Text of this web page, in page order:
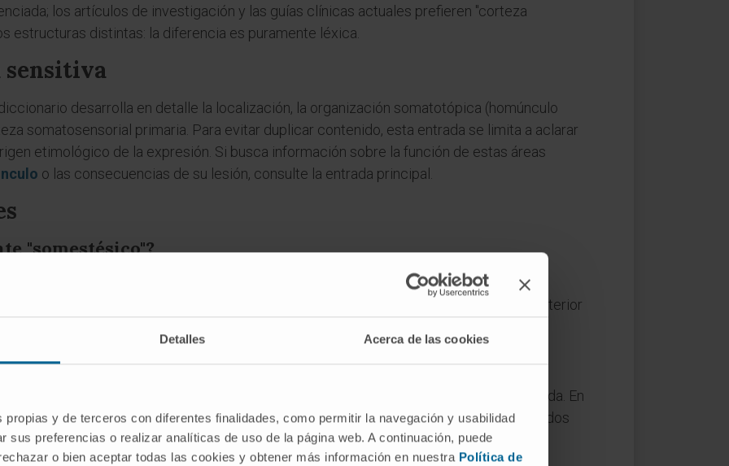
Detalles Acerca de las cookies
propias y de terceros con diferentes finalidades, como permitir la navegación y usabilidad
sus preferencias o realizar analíticas de uso de la página web. A continuación, puede
o bien aceptar todas las cookies y obtener más información en nuestra Política de
los artículos de investigación y las guías clínicas actuales prefieren "corteza
estructuras distintas: la diferencia es puramente léxica.
sensitiva
desarrolla en detalle la localización, la organización somatotópica (homúnculo
somatosensorial primaria. Para evitar duplicar contenido, esta entrada se limita a aclarar
etimológico de la expresión. Si busca información sobre la función de estas áreas
o las consecuencias de su lesión, consulte la entrada principal.
"somestésico"?
Se compone del griego σῶμα (sōma, "cuerpo") y αἴσθησις (aísthēsis, "sensación,
modalidades sensoriales que informan sobre lo que ocurre en la superficie y en el interior
dolor y posición articular.
o "somatosensorial"?
neuroanatómica clásica en español, "somestésico" tiene una tradición consolidada. En
es más frecuente porque sigue la terminología anglosajona. Ninguno de los dos
de Medicina recoge ambos.